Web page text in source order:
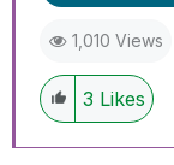
1,010 Views
3 Likes